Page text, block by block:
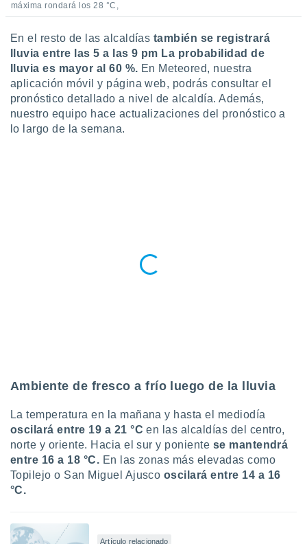
máxima rondará los 28 °C,
En el resto de las alcaldías también se registrará
lluvia entre las 5 a las 9 pm La probabilidad de
lluvia es mayor al 60 %. En Meteored, nuestra
aplicación móvil y página web, podrás consultar el
pronóstico detallado a nivel de alcaldía. Además,
nuestro equipo hace actualizaciones del pronóstico a
lo largo de la semana.
Ambiente de fresco a frío luego de la lluvia
La temperatura en la mañana y hasta el mediodía
oscilará entre 19 a 21 °Cen las alcaldías del centro,
norte y oriente. Hacia el sur y poniente se mantendrá
entre 16 a 18 °C. En las zonas más elevadas como
Topilejo o San Miguel Ajusco oscilará entre 14 a 16
°C.
Artículo relacionado